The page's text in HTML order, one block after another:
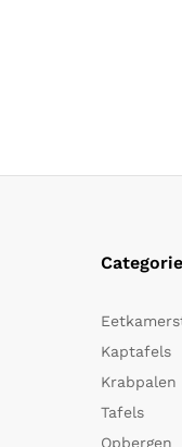
Kaptafels
Krabpalen
Tafels
Opbergen